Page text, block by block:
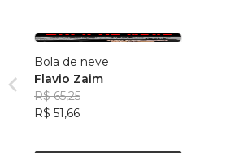
Bola de neve
Flavio Zaim
R$ 65,25
R$ 51,66